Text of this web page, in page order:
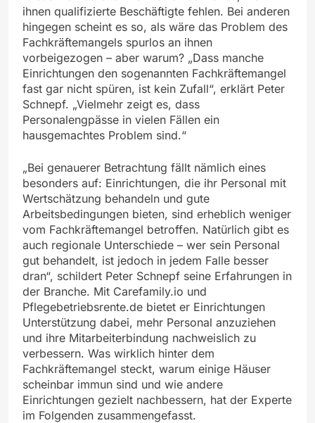
ihnen qualifizierte Beschäftigte fehlen. Bei anderen
hingegen scheint es so, als wäre das Problem des
Fachkräftemangels spurlos an ihnen
vorbeigezogen – aber warum? „Dass manche
Einrichtungen den sogenannten Fachkräftemangel
fast gar nicht spüren, ist kein Zufall“, erklärt Peter
Schnepf. „Vielmehr zeigt es, dass
Personalengpässe in vielen Fällen ein
hausgemachtes Problem sind.“
„Bei genauerer Betrachtung fällt nämlich eines
besonders auf: Einrichtungen, die ihr Personal mit
Wertschätzung behandeln und gute
Arbeitsbedingungen bieten, sind erheblich weniger
vom Fachkräftemangel betroffen. Natürlich gibt es
auch regionale Unterschiede – wer sein Personal
gut behandelt, ist jedoch in jedem Falle besser
dran“, schildert Peter Schnepf seine Erfahrungen in
der Branche. Mit Carefamily.io und
Pflegebetriebsrente.de bietet er Einrichtungen
Unterstützung dabei, mehr Personal anzuziehen
und ihre Mitarbeiterbindung nachweislich zu
verbessern. Was wirklich hinter dem
Fachkräftemangel steckt, warum einige Häuser
scheinbar immun sind und wie andere
Einrichtungen gezielt nachbessern, hat der Experte
im Folgenden zusammengefasst.